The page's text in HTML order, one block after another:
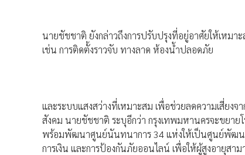
นายชัชชาติ ยังกล่าวถึงการปรับปรุงที่อยู่อาศัยให้เหม
เช่น การติดตั้งราวจับ ทางลาด ห้องน้ำปลอดภัย
และระบบแสงสว่างที่เหมาะสม เพื่อช่วยลดความเสี่ยง
สังคม นายชัชชาติ ระบุอีกว่า กรุงเทพมหานครจะขยาย
พร้อมพัฒนาศูนย์นันทนาการ 34 แห่งให้เป็นศูนย์พัฒน
การเงิน และการป้องกันภัยออนไลน์ เพื่อให้ผู้สูงอายุสา